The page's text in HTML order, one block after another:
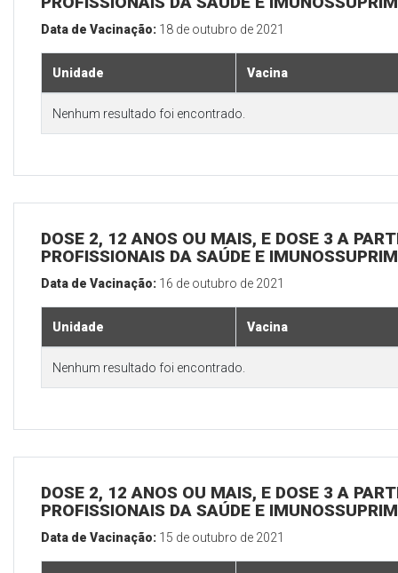
Data de Vacinação: 18 de outubro de 2021
Unidade Vacina
Nenhum resultado foi encontrado.
DOSE 2, 12 ANOS OU MAIS, E DOSE 3 A
PROFISSIONAIS DA SAÚDE E
Data de Vacinação: 16 de outubro de 2021
Unidade Vacina
Nenhum resultado foi encontrado.
DOSE 2, 12 ANOS OU MAIS, E DOSE 3 A
PROFISSIONAIS DA SAÚDE E
Data de Vacinação: 15 de outubro de 2021